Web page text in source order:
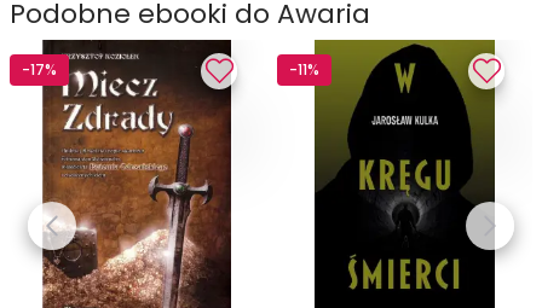
Podobne ebooki do Awaria
-17% -11%